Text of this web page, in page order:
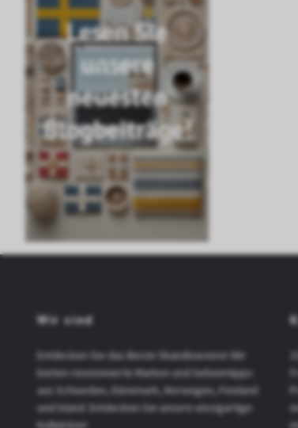
Lesen Sie
unsere
neuesten
Blogbeiträge!
Wir sind
Entdecken Sie das Beste Skandinaviens! Wir
bieten renommierte Marken und Geheimtipps
aus Schweden, Dänemark, Norwegen, Finnland
und Island. Entdecken Sie unsere einzigartige
Kollektion!